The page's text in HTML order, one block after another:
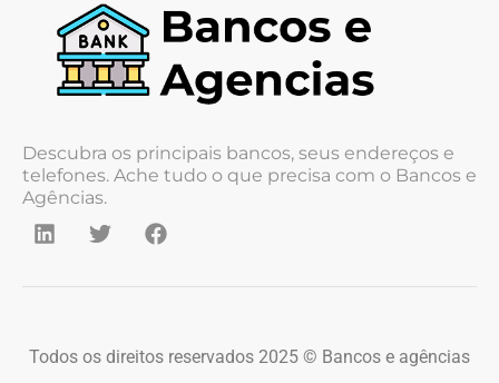
Descubra os principais bancos, seus endereços e
telefones. Ache tudo o que precisa com o Bancos e
Agências.
Todos os direitos reservados 2025 © Bancos e agências